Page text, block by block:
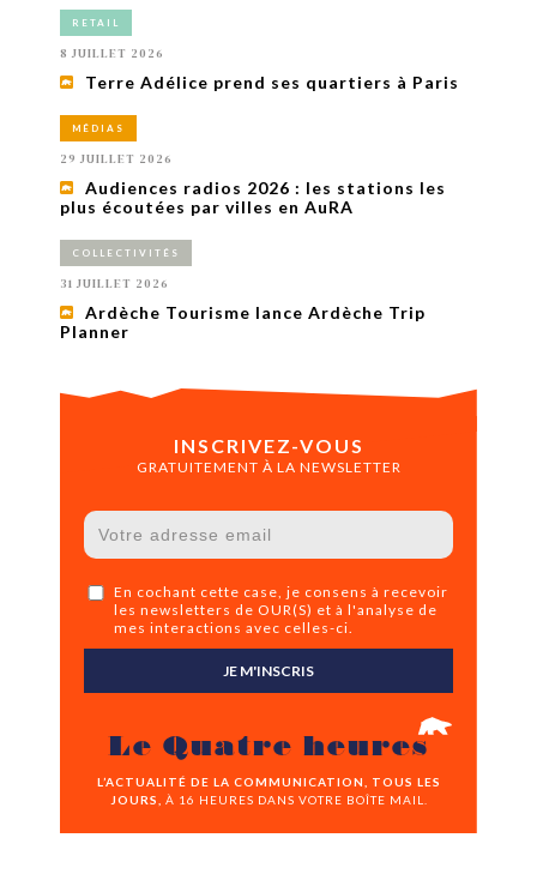
RETAIL
8 JUILLET 2026
Terre Adélice prend ses quartiers à Paris
MÉDIAS
29 JUILLET 2026
Audiences radios 2026 : les stations les
plus écoutées par villes en AuRA
COLLECTIVITÉS
31 JUILLET 2026
Ardèche Tourisme lance Ardèche Trip
Planner
INSCRIVEZ-VOUS
GRATUITEMENT À LA NEWSLETTER
En cochant cette case, je consens à recevoir
les newsletters de OUR(S) et à l'analyse de
mes interactions avec celles-ci.
JE M'INSCRIS
Le Quatre heures
L’ACTUALITÉ DE LA COMMUNICATION, TOUS LES
JOURS,
À 16 HEURES DANS VOTRE BOÎTE MAIL.